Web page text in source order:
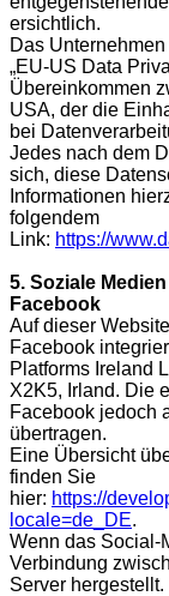
ersichtlich.
Das
„EU-US Data
Übereinkommen
USA, der die
bei
Jedes nach dem
sich, diese
Informationen
folgendem
Link: https://
5. Soziale Medien
Facebook
Auf dieser
Facebook
Platforms Ireland
X2K5, Irland. Die
Facebook jedoch
übertragen.
Eine Übersicht
finden Sie
hier: https://
locale=de_DE.
Wenn das Social-
Verbindung
Server